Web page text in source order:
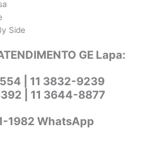
Side
GE Lapa:
| 11 3832-9239
| 11 3644-8877
1982 WhatsApp